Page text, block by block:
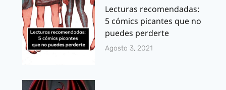
Lecturas recomendadas:
5 cómics picantes que no
puedes perderte
Agosto 3, 2021